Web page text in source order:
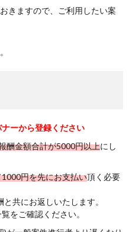
きますので、ご利用したい案
ーから登録ください
酬金額合計が5000円以上にし
円を先にお支払い頂く必要
共にお返しいたします。
をご確認ください。